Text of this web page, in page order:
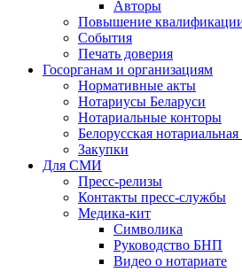
Авторы
Повышение
События
Печать доверия
Госорганам и организациям
Нормативные акты
Нотариусы Беларуси
Нотариальные конторы
Белорусская нотариальная
Закупки
Для СМИ
Пресс-релизы
Контакты пресс-службы
Медика-кит
Символика
Руководство БНП
Видео о нотариате